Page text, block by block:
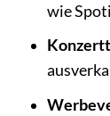
wie